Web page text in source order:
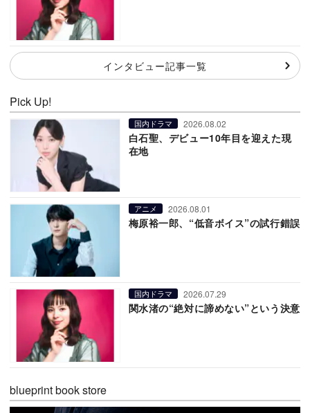
インタビュー記事一覧
Pick Up!
国内ドラマ 2026.08.02
白石聖、デビュー10年目を迎えた現
在地
アニメ 2026.08.01
梅原裕一郎、“低音ボイス”の試行錯誤
国内ドラマ 2026.07.29
関水渚の“絶対に諦めない”という決意
blueprint book store